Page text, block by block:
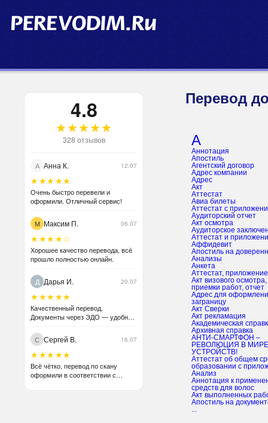
4.8
★★★★★
328 отзывов
А Анна К. 12.07
★★★★★
Очень быстро перевели и
оформили. Отличный сервис!
М Максим П. 06.07
★★★★☆
Хорошее качество перевода, всё
прошло полностью онлайн.
Д Дарья И. 20.07
★★★★★
Качественный перевод.
Документы через ЭДО — удобно
С Сергей В. 16.07
★★★★★
Всё чётко, перевод по скану
оформили в соответствии с
Перевод
А
аннотация
апостиль
Агентский договор
Адрес компании
адрес
Акт
аттестат
авиа билеты
аттестат с
Аудиторский отчет
акт осмотра
Аудиторское
Аттестат и
Аффидевит
апостиль на
анализы
Анкета
Аттестат,
Акт визового осмотра, акт сдачи-
приемки работ, отчет
Адрес для оформления письма
заграницу
Акт Сверки
акт рекламация
академическая
Архивная справка
АНТИ-СМАРТФОН –
РЕВОЛЮЦИЯ В МИРЕ
УСТРОЙСТВ!
аттестат об общем среднем
образовании с
анализ
аннотация к применению
средств для волос
акт выполненных
апостиль на
...